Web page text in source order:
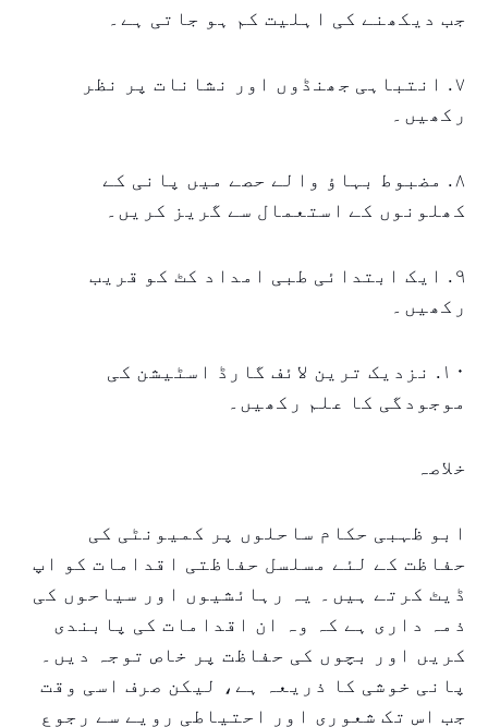
جب دیکھنے کی اہلیت کم ہو جاتی ہے۔
۷. انتباہی جھنڈوں اور نشانات پر نظر
رکھیں۔
۸. مضبوط بہاؤ والے حصے میں پانی کے
کھلونوں کے استعمال سے گریز کریں۔
۹. ایک ابتدائی طبی امداد کٹ کو قریب
رکھیں۔
۱۰. نزدیک ترین لائف گارڈ اسٹیشن کی
موجودگی کا علم رکھیں۔
خلاصہ
ابو ظہبی حکام ساحلوں پر کمیونٹی کی
حفاظت کے لئے مسلسل حفاظتی اقدامات کو اپ
ڈیٹ کرتے ہیں۔ یہ رہائشیوں اور سیاحوں کی
ذمہ داری ہے کہ وہ ان اقدامات کی پابندی
کریں اور بچوں کی حفاظت پر خاص توجہ دیں۔
پانی خوشی کا ذریعہ ہے، لیکن صرف اسی وقت
جب اس تک شعوری اور احتیاطی رویے سے رجوع